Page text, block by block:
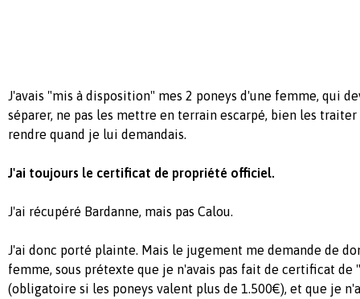
J'avais "mis à disposition" mes 2 poneys d'une femme, qui
séparer, ne pas les mettre en terrain escarpé, bien les
rendre quand je lui demandais.
J'ai toujours le certificat de propriété officiel.
J'ai récupéré Bardanne, mais pas Calou.
J'ai donc porté plainte. Mais le jugement me demande de
femme, sous prétexte que je n'avais pas fait de certificat de
(obligatoire si les poneys valent plus de 1.500€), et que je